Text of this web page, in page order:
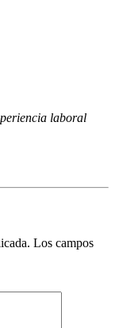
laboral
Los campos